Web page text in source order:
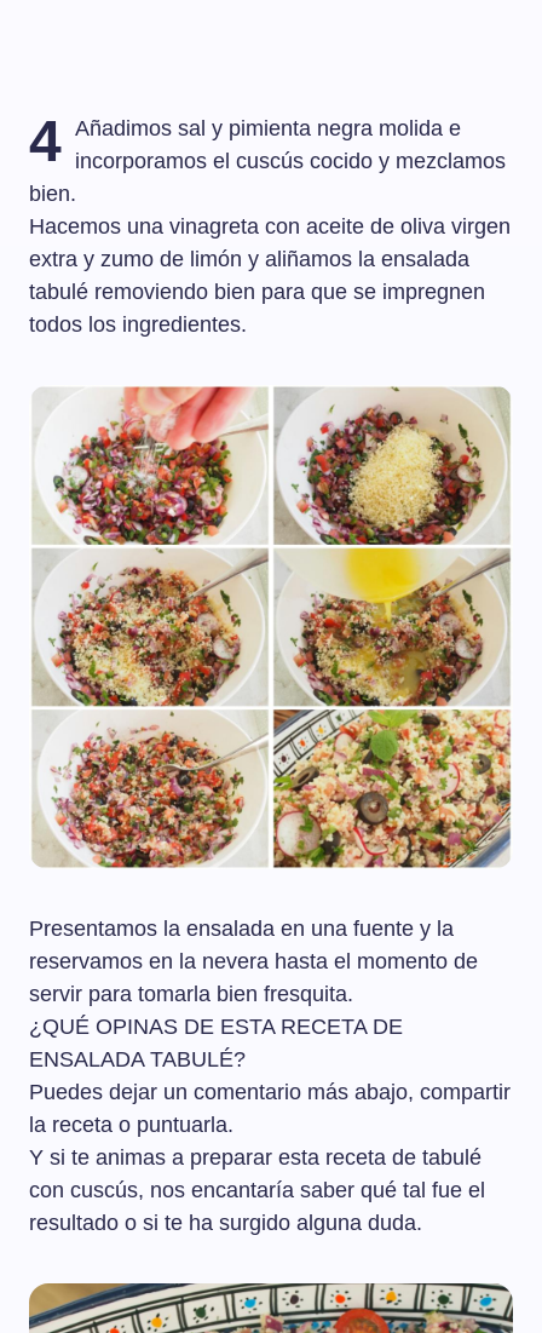
4 Añadimos sal y pimienta negra molida e
incorporamos el cuscús cocido y mezclamos
bien.
Hacemos una vinagreta con aceite de oliva virgen
extra y zumo de limón y aliñamos la ensalada
tabulé removiendo bien para que se impregnen
todos los ingredientes.
Presentamos la ensalada en una fuente y la
reservamos en la nevera hasta el momento de
servir para tomarla bien fresquita.
¿QUÉ OPINAS DE ESTA RECETA DE
ENSALADA TABULÉ?
Puedes dejar un comentario más abajo, compartir
la receta o puntuarla.
Y si te animas a preparar esta receta de tabulé
con cuscús, nos encantaría saber qué tal fue el
resultado o si te ha surgido alguna duda.